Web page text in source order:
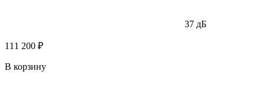
37 дБ
111 200 ₽
В корзину